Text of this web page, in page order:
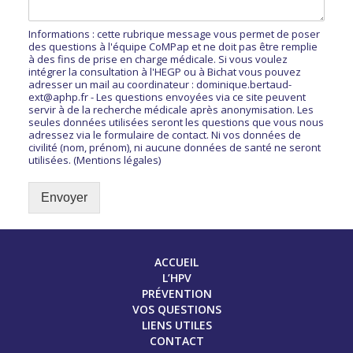
PAPILLOMAVIRUS La guerre est déclarée,par Sophie
CARQUAIN
Télécharger l’article
ARTICLE PARU DANS CAUSETTE
Papillomavirus, sexiste le virus ?par Héloïse Rambert
Lire l’article en ligne
ARTICLE PARU DANS LE FIGARO
Informations : cette rubrique message vous permet de poser
des questions à l'équipe CoMPap et ne doit pas être remplie
à des fins de prise en charge médicale. Si vous voulez
intégrer la consultation à l'HEGP ou à Bichat vous pouvez
adresser un mail au coordinateur : dominique.bertaud-
ext@aphp.fr - Les questions envoyées via ce site peuvent
servir à de la recherche médicale après anonymisation. Les
seules données utilisées seront les questions que vous nous
adressez via le formulaire de contact. Ni vos données de
civilité (nom, prénom), ni aucune données de santé ne seront
utilisées. (Mentions légales)
Envoyer
ACCUEIL
L’HPV
PRÉVENTION
VOS QUESTIONS
LIENS UTILES
CONTACT